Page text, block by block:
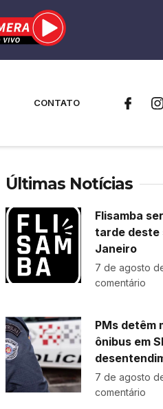
CONTATO
Últimas Notícias
Flisamba
tarde deste
Janeiro
7 de agosto
comentário
PMs detêm
ônibus em
7 de agosto
comentário